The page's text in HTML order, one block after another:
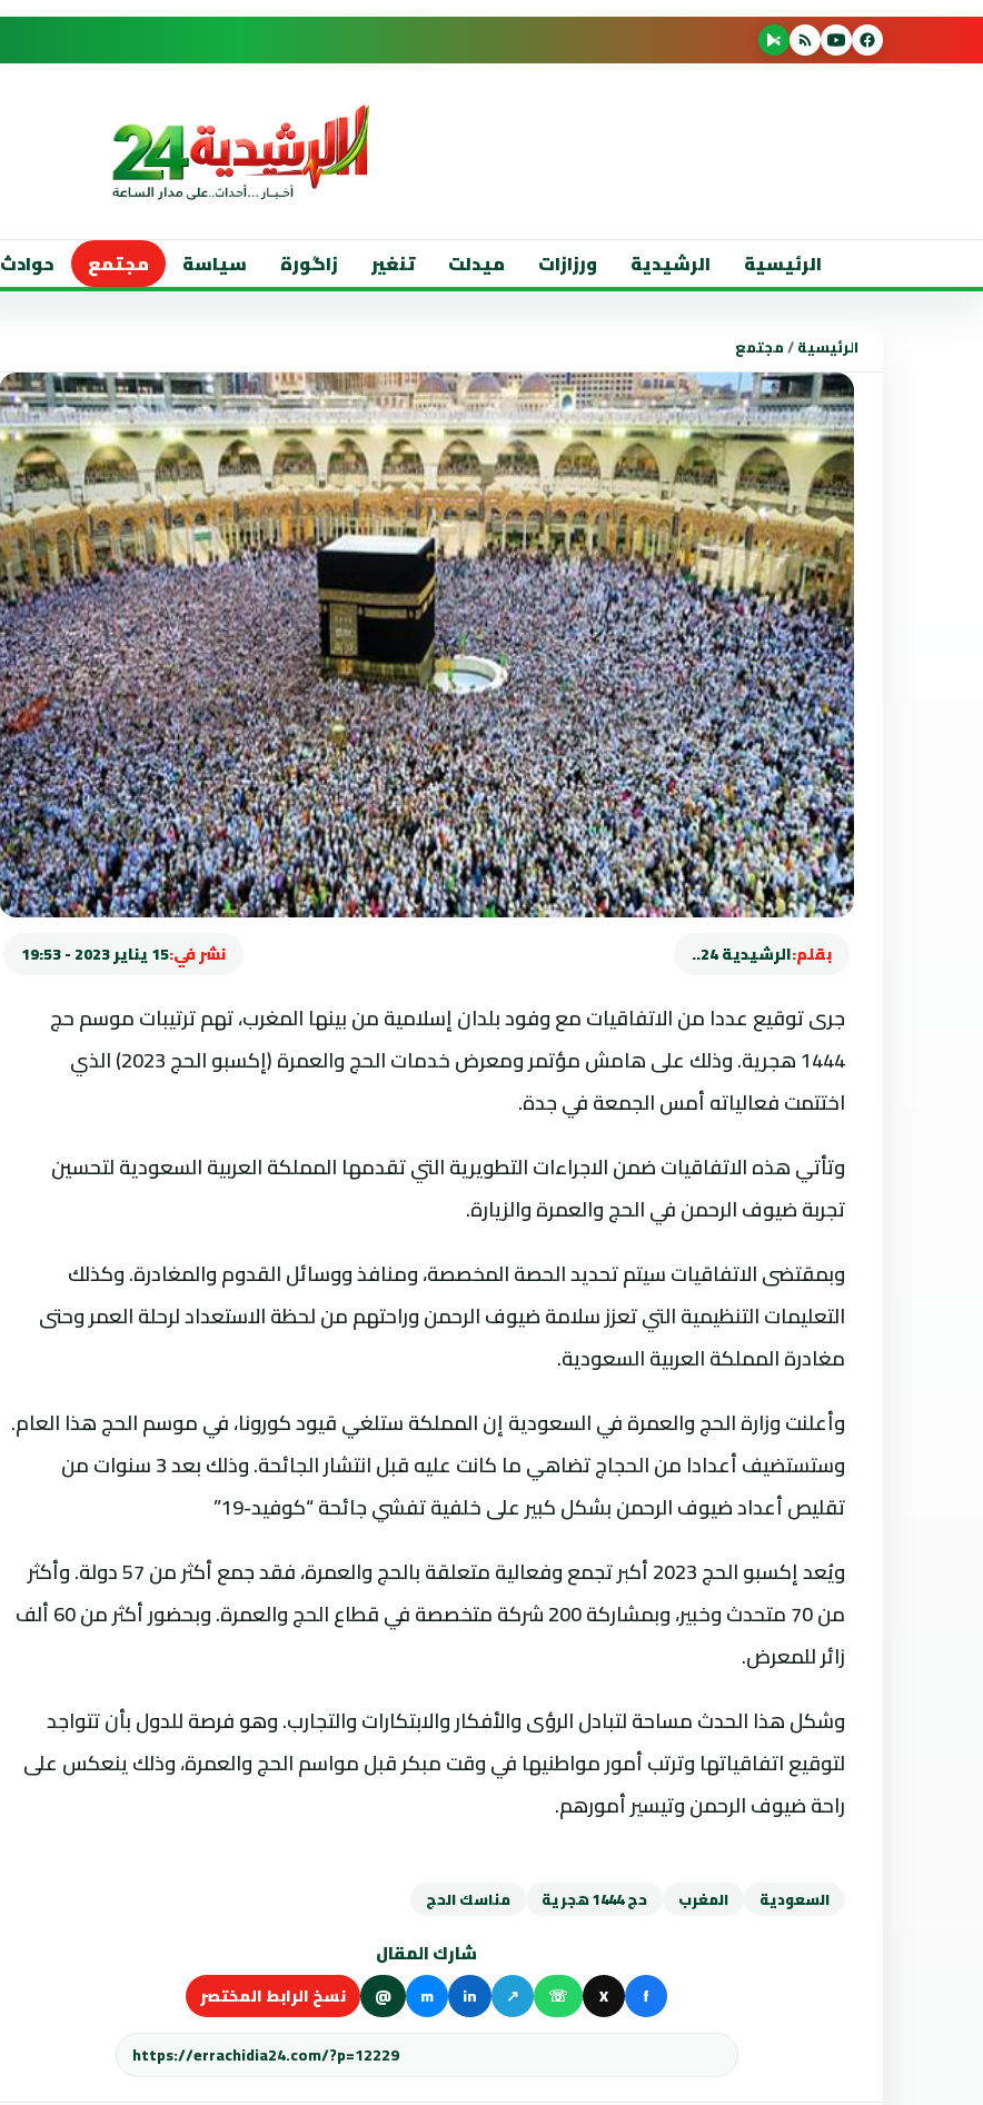
الرئيسية الرشيدية ورزازات ميدلت تنغير زاگورة سياسة مجتمع حوادث
الرئيسية/مجتمع
بقلم:الرشيدية 24.. نشر في:15 يناير 2023 - 19:53
جرى توقيع عددا من الاتفاقيات مع وفود بلدان إسلامية من بينها المغرب، تهم ترتيبات موسم حج
1444 هجرية. وذلك على هامش مؤتمر ومعرض خدمات الحج والعمرة (إكسبو الحج 2023) الذي
اختتمت فعالياته أمس الجمعة في جدة.
وتأتي هذه الاتفاقيات ضمن الاجراءات التطويرية التي تقدمها المملكة العربية السعودية لتحسين
تجربة ضيوف الرحمن في الحج والعمرة والزيارة.
وبمقتضى الاتفاقيات سيتم تحديد الحصة المخصصة، ومنافذ ووسائل القدوم والمغادرة. وكذلك
التعليمات التنظيمية التي تعزز سلامة ضيوف الرحمن وراحتهم من لحظة الاستعداد لرحلة العمر وحتى
مغادرة المملكة العربية السعودية.
وأعلنت وزارة الحج والعمرة في السعودية إن المملكة ستلغي قيود كورونا، في موسم الحج هذا العام.
وستستضيف أعدادا من الحجاج تضاهي ما كانت عليه قبل انتشار الجائحة. وذلك بعد 3 سنوات من
تقليص أعداد ضيوف الرحمن بشكل كبير على خلفية تفشي جائحة “كوفيد-19”
ويُعد إكسبو الحج 2023 أكبر تجمع وفعالية متعلقة بالحج والعمرة، فقد جمع أكثر من 57 دولة. وأكثر
من 70 متحدث وخبير، وبمشاركة 200 شركة متخصصة في قطاع الحج والعمرة. وبحضور أكثر من 60 ألف
زائر للمعرض.
وشكل هذا الحدث مساحة لتبادل الرؤى والأفكار والابتكارات والتجارب. وهو فرصة للدول بأن تتواجد
لتوقيع اتفاقياتها وترتب أمور مواطنيها في وقت مبكر قبل مواسم الحج والعمرة، وذلك ينعكس على
راحة ضيوف الرحمن وتيسير أمورهم.
السعودية المغرب حج 1444 هجرية مناسك الحج
شارك المقال
f
X
☏
↗
in
m
@ نسخ الرابط المختصر